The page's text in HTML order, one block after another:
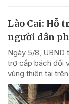
Lào Cai: Hỗ
người dân
Ngày 5/8, UBND
trợ cấp bách đối
vùng thiên tai